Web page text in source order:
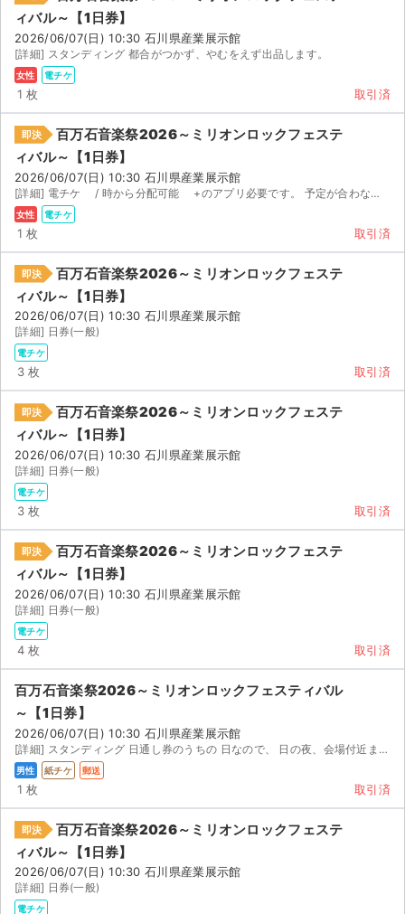
ィバル～【1日券】
2026/06/07(日) 10:30 石川県産業展示館
[詳細] スタンディング 都合がつかず、やむをえず出品します。
女性 電チケ
1 枚 取引済
即決
百万石音楽祭2026～ミリオンロックフェステ
ィバル～【1日券】
2026/06/07(日) 10:30 石川県産業展示館
[詳細] 電チケ / 時から分配可能 +のアプリ必要です。 予定が合わなくなってしまったため出...
女性 電チケ
1 枚 取引済
即決
百万石音楽祭2026～ミリオンロックフェステ
ィバル～【1日券】
2026/06/07(日) 10:30 石川県産業展示館
[詳細] 日券(一般)
電チケ
3 枚 取引済
即決
百万石音楽祭2026～ミリオンロックフェステ
ィバル～【1日券】
2026/06/07(日) 10:30 石川県産業展示館
[詳細] 日券(一般)
電チケ
3 枚 取引済
即決
百万石音楽祭2026～ミリオンロックフェステ
ィバル～【1日券】
2026/06/07(日) 10:30 石川県産業展示館
[詳細] 日券(一般)
電チケ
4 枚 取引済
百万石音楽祭2026～ミリオンロックフェスティバル
～【1日券】
2026/06/07(日) 10:30 石川県産業展示館
[詳細] スタンディング 日通し券のうちの 日なので、 日の夜、会場付近または最寄りのシャトルバス出る...
男性 紙チケ 郵送
1 枚 取引済
即決
百万石音楽祭2026～ミリオンロックフェステ
ィバル～【1日券】
2026/06/07(日) 10:30 石川県産業展示館
[詳細] 日券(一般)
電チケ